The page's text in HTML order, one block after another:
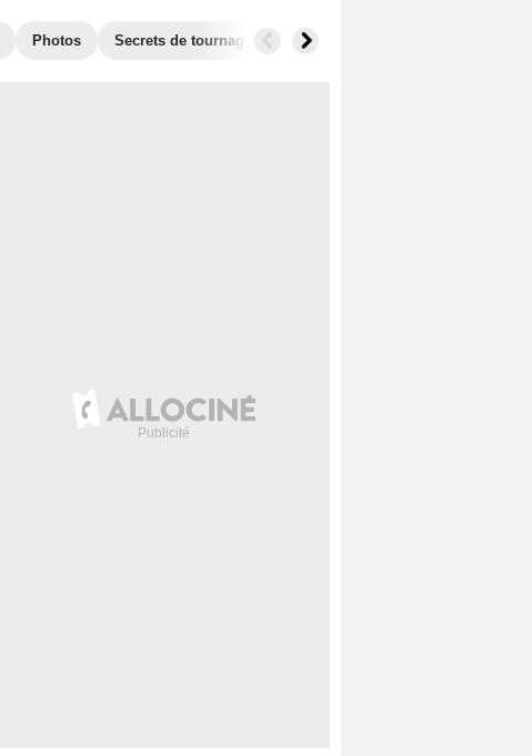
Photos Secrets de tournage Récompenses